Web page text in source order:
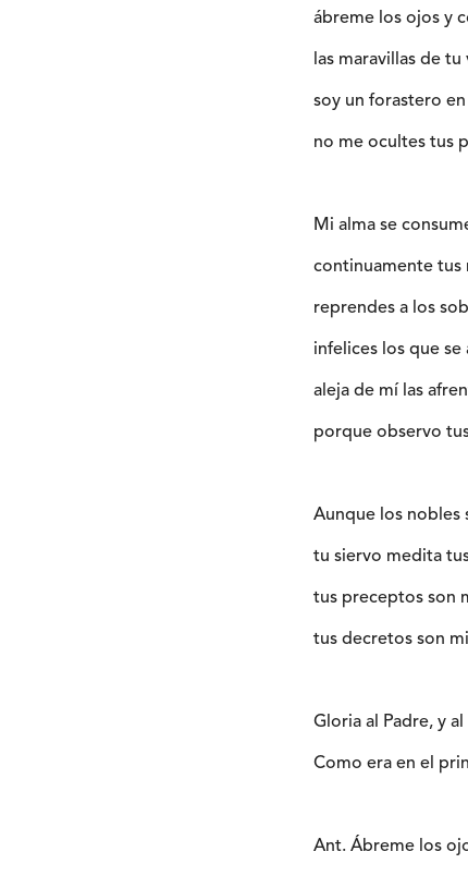
ábreme los ojos y
las maravillas de
soy un forastero
no me ocultes tus
Mi alma se
continuamente tus
reprendes a los
infelices los que
aleja de mí las
porque observo
Aunque los nobles
tu siervo medita
tus preceptos son
tus decretos son
Gloria al Padre, y
Como era en el
Ant. Ábreme los